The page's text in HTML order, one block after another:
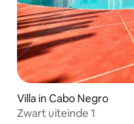
Villa in Cabo Negro
Zwart uiteinde 1